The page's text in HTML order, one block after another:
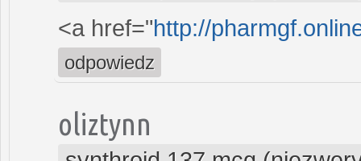
<a href="http://
odpowiedz
oliztynn